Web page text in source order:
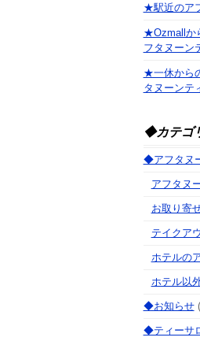
★駅近のア
★Ozmallか
フタヌーン
★一休から
タヌーンテ
◆カテゴ
◆アフタヌ
アフタヌ
お取り寄
テイクア
ホテルの
ホテル以
◆お知らせ
◆ティーサ